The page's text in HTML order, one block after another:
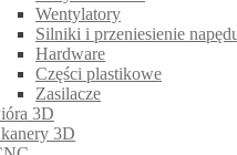
Wentylatory
Silniki i przeniesienie
Hardware
Części plastikowe
Zasilacze
3D
3D